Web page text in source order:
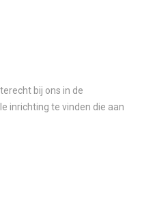
bij ons in de
inrichting te vinden die aan